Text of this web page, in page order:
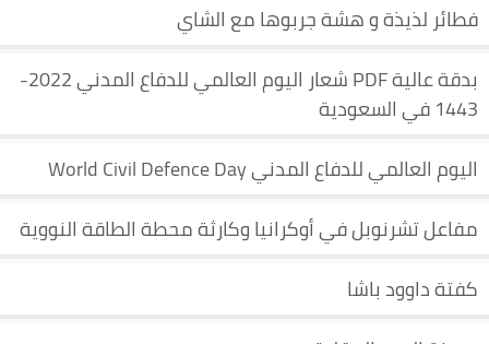
فطائر لذيذة و هشة جربوها مع الشاي
بدقة عالية PDF شعار اليوم العالمي للدفاع المدني 2022-
1443 في السعودية
اليوم العالمي للدفاع المدني World Civil Defence Day
مفاعل تشرنوبل في أوكرانيا وكارثة محطة الطاقة النووية
كفتة داوود باشا